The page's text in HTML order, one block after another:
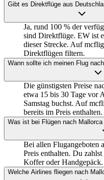
Gibt es Direktflüge aus
Ja, rund 100 % der
sind Direktflüge. EW ist
dieser Strecke. Auf
Direktflügen filtern.
Wann sollte ich meinen Flug
Die günstigsten Preise
etwa 15 bis 30 Tage vor
Samstag buchst. Auf
bereits im Preis enthalten.
Was ist bei Flügen nach
Bei allen Flugangeboten
Preis enthalten. Du
Koffer oder Handgepäck.
Welche Airlines fliegen nach